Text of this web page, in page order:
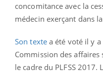
concomitance avec la
médecin exerçant dans
Son textea été voté il y a
Commission des affaires
le cadre du PLFSS 2017.